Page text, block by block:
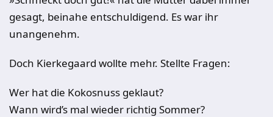
gesagt, beinahe entschuldigend. Es war ihr
unangenehm.
Doch Kierkegaard wollte mehr. Stellte Fragen:
Wer hat die Kokosnuss geklaut?
Wann wird’s mal wieder richtig Sommer?